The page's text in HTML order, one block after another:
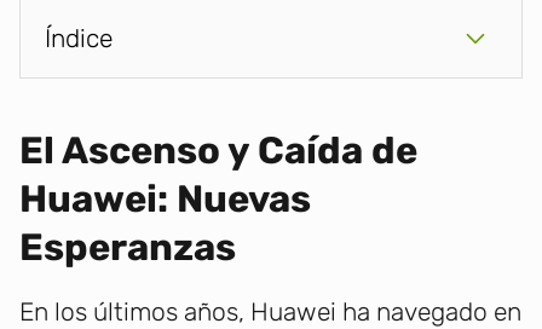
Índice
El Ascenso y Caída de
Huawei: Nuevas
Esperanzas
En los últimos años, Huawei ha navegado en